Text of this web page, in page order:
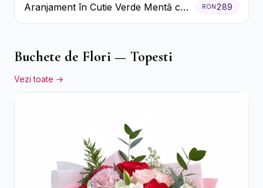
Aranjament în Cutie Verde Mentă cu
Trandafiri și Alstroemeria
RON289
Buchete de Flori — Topesti
Vezi toate →